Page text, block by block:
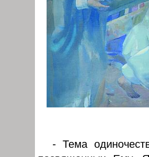
- Тема